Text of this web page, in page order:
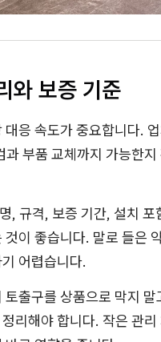
와 보증 기준
대응 속도가 중요합니다.
과 부품 교체까지 가능한
, 규격, 보증 기간, 설치 포
것이 좋습니다. 말로 들은
어렵습니다.
토출구를 상품으로 막지 말
리해야 합니다. 작은 관리